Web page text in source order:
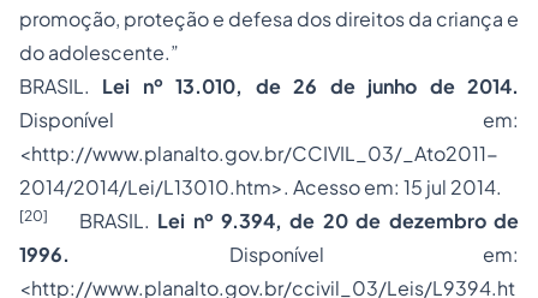
promoção, proteção e defesa dos direitos da criança e
do adolescente.”
BRASIL. Lei nº 13.010, de 26 de junho de 2014.
Disponível em:
<http://www.planalto.gov.br/CCIVIL_03/_Ato2011-
2014/2014/Lei/L13010.htm>. Acesso em: 15 jul 2014.
[20] BRASIL. Lei nº 9.394, de 20 de dezembro de
1996. Disponível em:
<http://www.planalto.gov.br/ccivil_03/Leis/L9394.ht